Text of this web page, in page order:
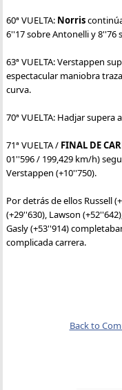
60ª VUELTA: Norris
6''17 sobre Antonelli y 8''76
63ª VUELTA: Verstappen
espectacular maniobra
curva.
70ª VUELTA: Hadjar
71ª VUELTA / FINAL DE
01''596 / 199,429 km/h)
Verstappen (+10''750).
Por detrás de ellos Russell
(+29''630), Lawson
Gasly (+53''914)
complicada carrera.
Back to